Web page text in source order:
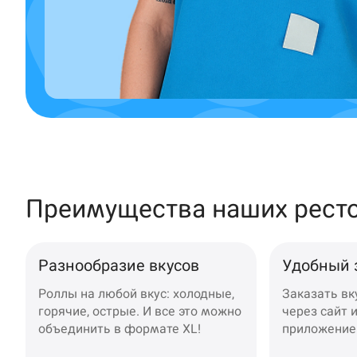
Преимущества наших
Разнообразие вкусов
Роллы на любой вкус: холодные,
горячие, острые. И все это можно
объединить в формате XL!
Удобный
Заказать
через сайт
приложение